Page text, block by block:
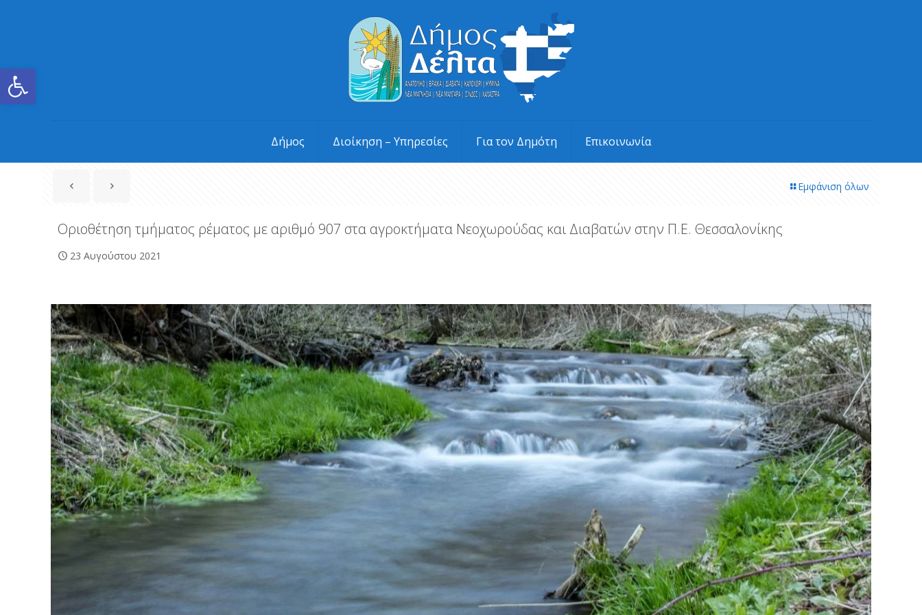
Ανοίξτε τη γραμμή εργαλείων
Δήμος Διοίκηση – Υπηρεσίες Για τον Δημότη Επικοινωνία
Εμφάνιση όλων
Οριοθέτηση τμήματος ρέματος με αριθμό 907 στα αγροκτήματα Νεοχωρούδας και Διαβατών στην Π.Ε. Θεσσαλονίκης
23 Αυγούστου 2021